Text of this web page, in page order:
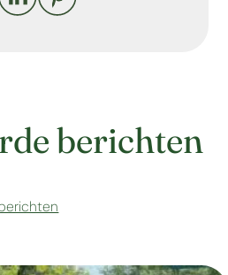
berichten